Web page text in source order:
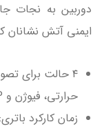
دوربین به نجات
ایمنی آتش
۴ حالت برای
حرارتی، فیوژن و PIP.
زمان کارکرد باتری: